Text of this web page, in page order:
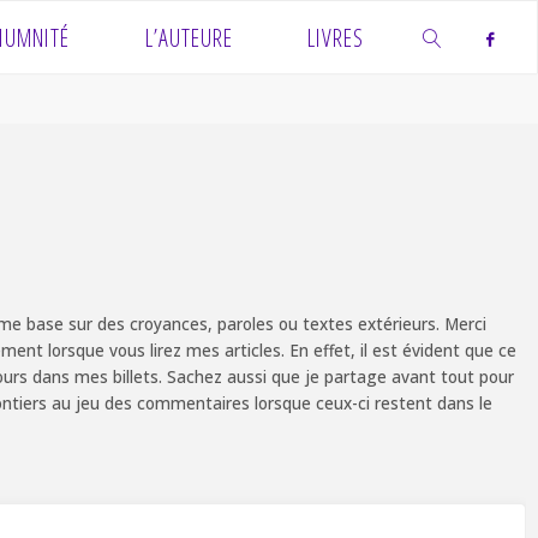
L’AUTEURE LIVRES
base sur des croyances, paroles ou textes extérieurs. Merci
lorsque vous lirez mes articles. En effet, il est évident que ce
dans mes billets. Sachez aussi que je partage avant tout pour
au jeu des commentaires lorsque ceux-ci restent dans le